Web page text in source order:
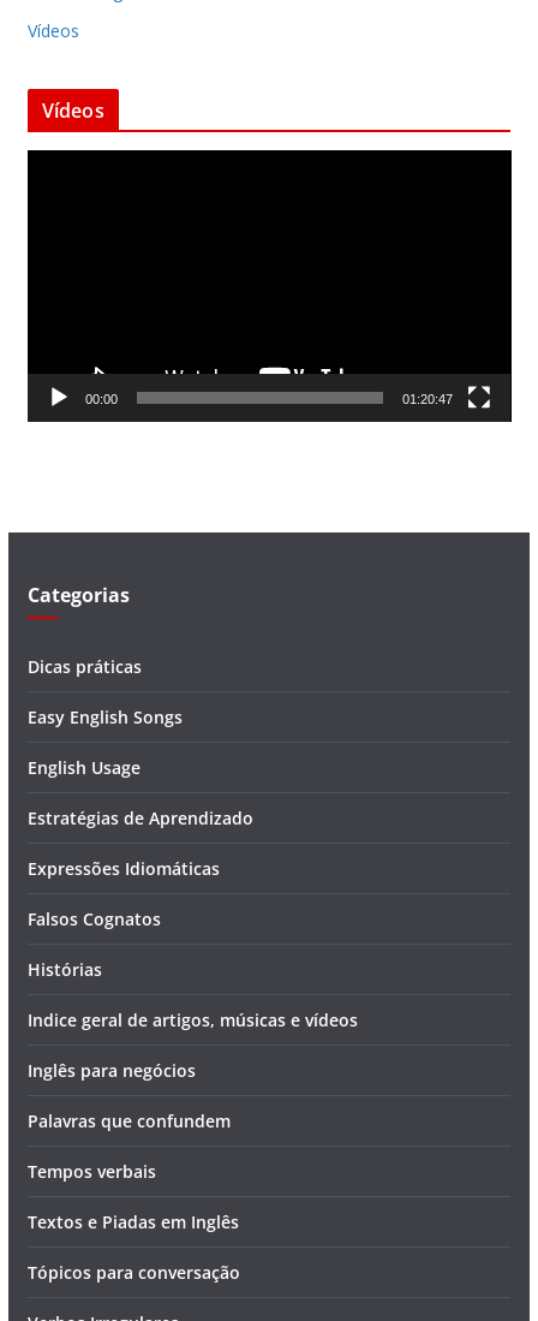
Vídeos
Vídeos
d
00:00 01:20:47
Categorias
Dicas práticas
Easy English Songs
English Usage
Estratégias de Aprendizado
Expressões Idiomáticas
Falsos Cognatos
Histórias
Indice geral de artigos, músicas e vídeos
Inglês para negócios
Palavras que confundem
Tempos verbais
Textos e Piadas em Inglês
Tópicos para conversação